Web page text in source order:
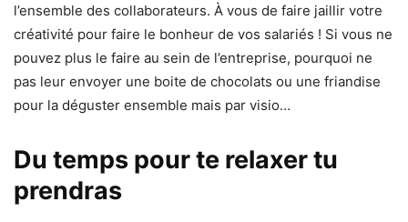
l’ensemble des collaborateurs. À vous de faire jaillir votre
créativité pour faire le bonheur de vos salariés ! Si vous ne
pouvez plus le faire au sein de l’entreprise, pourquoi ne
pas leur envoyer une boite de chocolats ou une friandise
pour la déguster ensemble mais par visio…
Du temps pour te relaxer tu
prendras